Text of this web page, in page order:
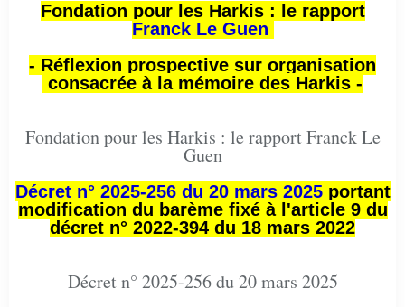
Fondation pour les Harkis : le rapport
Franck Le Guen
- Réflexion prospective sur organisation
consacrée à la mémoire des Harkis -
Fondation pour les Harkis : le rapport Franck Le
Guen
Décret n° 2025-256 du 20 mars 2025portant
modification du barème fixé à l'article 9 du
décret n° 2022-394 du 18 mars 2022
Décret n° 2025-256 du 20 mars 2025